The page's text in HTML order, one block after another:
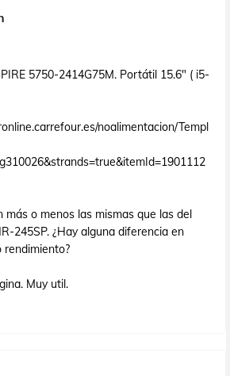
5750-2414G75M. Portátil 15.6" ( i5-
noalimentacion/Templ
más o menos las mismas que las del
245SP. ¿Hay alguna diferencia en
rendimiento?
Muy util.